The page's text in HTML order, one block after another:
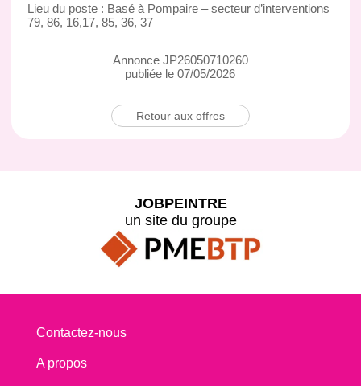
Lieu du poste : Basé à Pompaire – secteur d’interventions
79, 86, 16,17, 85, 36, 37
Annonce JP26050710260
publiée le 07/05/2026
Retour aux offres
JOBPEINTRE
un site du groupe
Contactez-nous
A propos